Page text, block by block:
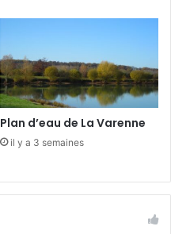
Plan d’eau de La Varenne
il y a 3 semaines